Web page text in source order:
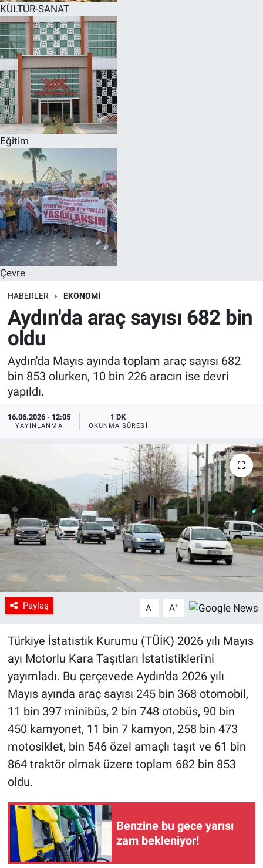
KÜLTÜR-SANAT
Eğitim
Çevre
HABERLER EKONOMI
Aydın'da araç sayısı 682 bin
oldu
Aydın'da Mayıs ayında toplam araç sayısı 682
bin 853 olurken, 10 bin 226 aracın ise devri
yapıldı.
16.06.2026 - 12:05
YAYINLANMA
1 DK
OKUNMA SÜRESI
Paylaş A- A+
Türkiye İstatistik Kurumu (TÜİK) 2026 yılı Mayıs
ayı Motorlu Kara Taşıtları İstatistikleri'ni
yayımladı. Bu çerçevede Aydın'da 2026 yılı
Mayıs ayında araç sayısı 245 bin 368 otomobil,
11 bin 397 minibüs, 2 bin 748 otobüs, 90 bin
450 kamyonet, 11 bin 7 kamyon, 258 bin 473
motosiklet, bin 546 özel amaçlı taşıt ve 61 bin
864 traktör olmak üzere toplam 682 bin 853
oldu.
Benzine bu gece yarısı
zam bekleniyor!